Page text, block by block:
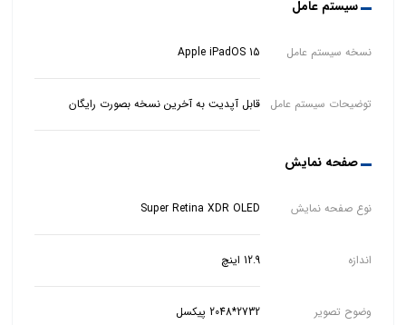
سیستم عامل
نسخه سیستم عامل Apple iPadOS 15
توضیحات سیستم عامل قابل آپدیت به آخرین نسخه بصورت رایگان
صفحه نمایش
نوع صفحه نمایش Super Retina XDR OLED
اندازه 12.9 اینچ
وضوح تصویر
2732*2048 پیکسل